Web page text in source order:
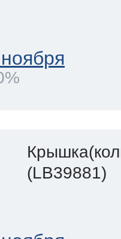
(LB39881)